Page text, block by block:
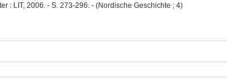
: LIT, 2006. - S. 273-296. - (Nordische Geschichte ; 4)